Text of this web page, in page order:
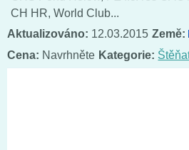
CH HR, World Club...
Aktualizováno: 12.03.2015 Země:
Cena: Navrhněte Kategorie: